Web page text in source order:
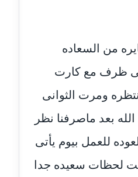
من السعاده
ظرف مع كارت
ومرت الثوانى
بعد ماصرفنا نظر
للعمل بيوم يأتى
لحظات سعيده جدا